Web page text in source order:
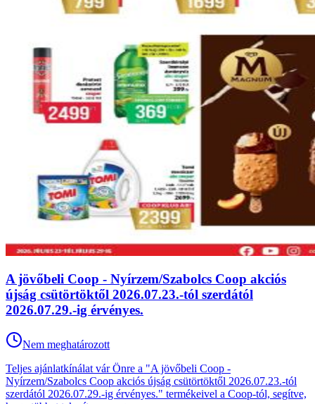
A jövőbeli Coop - Nyírzem/Szabolcs Coop akciós
újság csütörtöktől 2026.07.23.-tól szerdától
2026.07.29.-ig érvényes.
Nem meghatározott
Teljes ajánlatkínálat vár Önre a "A jövőbeli Coop -
Nyírzem/Szabolcs Coop akciós újság csütörtöktől 2026.07.23.-tól
szerdától 2026.07.29.-ig érvényes." termékeivel a Coop-tól, segítve,